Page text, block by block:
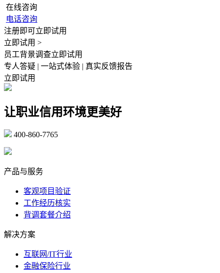
在线咨询
电话咨询
注册即可立即试用
立即试用 >
员工背景调查立即试用
专人答疑 | 一站式体验 | 真实反馈报告
立即试用
让职业信用环境更美好
400-860-7765
产品与服务
客观项目验证
工作经历核实
背调套餐介绍
解决方案
互联网/IT行业
金融保险行业